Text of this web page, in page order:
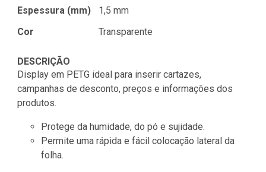
Espessura (mm)
1,5 mm
Cor
Transparente
DESCRIÇÃO
Display em PETG ideal para inserir cartazes,
campanhas de desconto, preços e informações dos
produtos.
Protege da humidade, do pó e sujidade.
Permite uma rápida e fácil colocação lateral da
folha.